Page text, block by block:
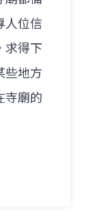
人位信
求得下
些地方
寺廟的